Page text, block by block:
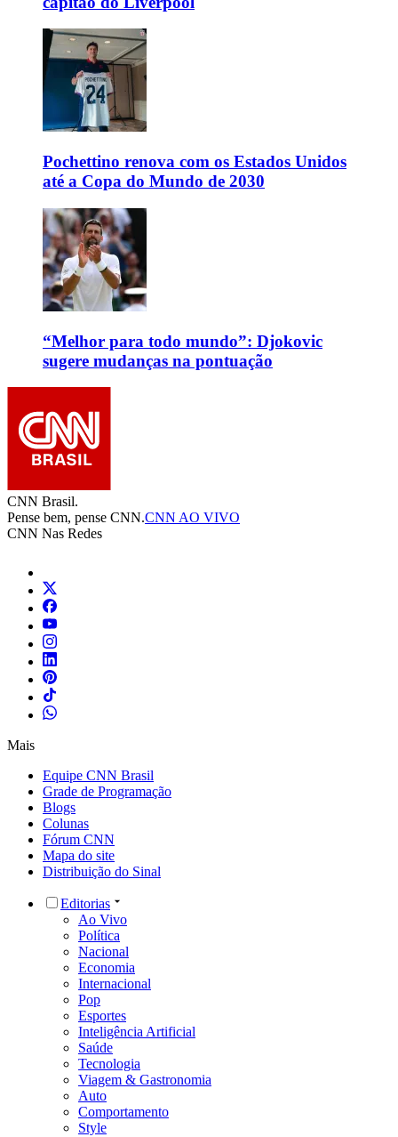
Pochettino renova com os Estados Unidos
até a Copa do Mundo de 2030
“Melhor para todo mundo”: Djokovic
sugere mudanças na pontuação
CNN Brasil.
Pense bem, pense CNN.CNN AO VIVO
CNN Nas Redes
Mais
Equipe CNN Brasil
Grade de Programação
Blogs
Colunas
Fórum CNN
Mapa do site
Distribuição do Sinal
Editorias
Ao Vivo
Política
Nacional
Economia
Internacional
Pop
Esportes
Inteligência Artificial
Saúde
Tecnologia
Viagem & Gastronomia
Auto
Comportamento
Style